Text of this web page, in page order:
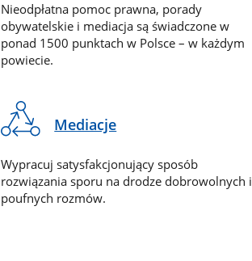
Nieodpłatna pomoc prawna, porady
obywatelskie i mediacja są świadczone w
ponad 1500 punktach w Polsce – w każdym
powiecie.
Mediacje
Wypracuj satysfakcjonujący sposób
rozwiązania sporu na drodze dobrowolnych i
poufnych rozmów.